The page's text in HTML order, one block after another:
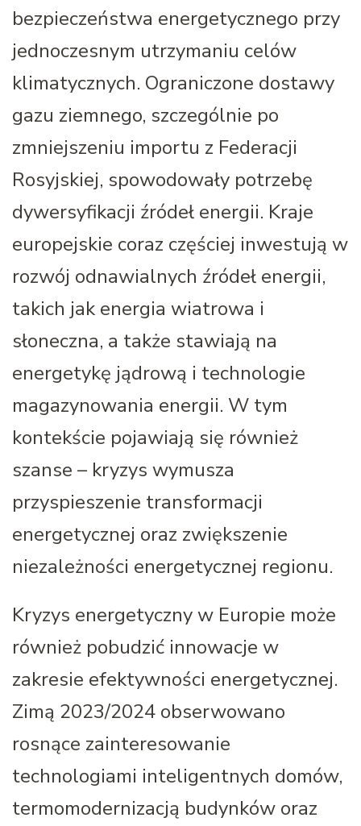
bezpieczeństwa energetycznego przy
jednoczesnym utrzymaniu celów
klimatycznych. Ograniczone dostawy
gazu ziemnego, szczególnie po
zmniejszeniu importu z Federacji
Rosyjskiej, spowodowały potrzebę
dywersyfikacji źródeł energii. Kraje
europejskie coraz częściej inwestują w
rozwój odnawialnych źródeł energii,
takich jak energia wiatrowa i
słoneczna, a także stawiają na
energetykę jądrową i technologie
magazynowania energii. W tym
kontekście pojawiają się również
szanse – kryzys wymusza
przyspieszenie transformacji
energetycznej oraz zwiększenie
niezależności energetycznej regionu.
Kryzys energetyczny w Europie może
również pobudzić innowacje w
zakresie efektywności energetycznej.
Zimą 2023/2024 obserwowano
rosnące zainteresowanie
technologiami inteligentnych domów,
termomodernizacją budynków oraz